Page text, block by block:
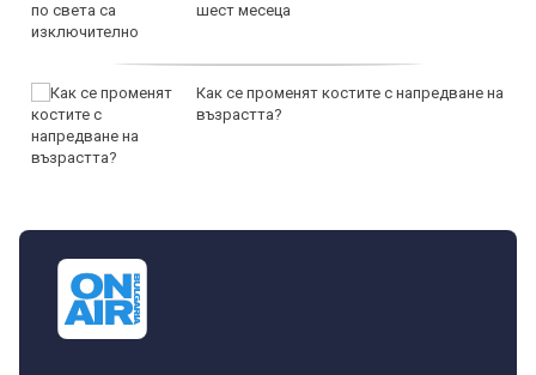
шест месеца
Как се променят костите с напредване на
възрастта?